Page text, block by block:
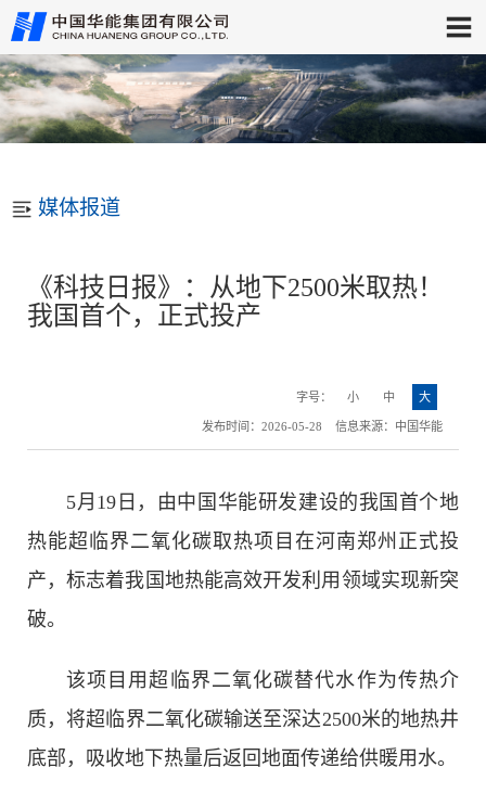
媒体报道
《科技日报》：从地下2500米取热！
我国首个，正式投产
字号： 小 中 大
发布时间：2026-05-28 信息来源：中国华能
5月19日，由中国华能研发建设的我国首个地
热能超临界二氧化碳取热项目在河南郑州正式投
产，标志着我国地热能高效开发利用领域实现新突
破。
该项目用超临界二氧化碳替代水作为传热介
质，将超临界二氧化碳输送至深达2500米的地热井
底部，吸收地下热量后返回地面传递给供暖用水。